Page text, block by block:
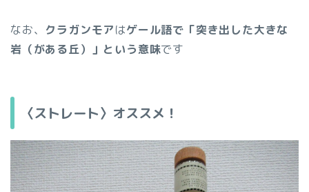
なお、 クラガンモアはゲール語で「突き出した大きな
岩（がある丘）」という意味です
〈ストレート〉オススメ！